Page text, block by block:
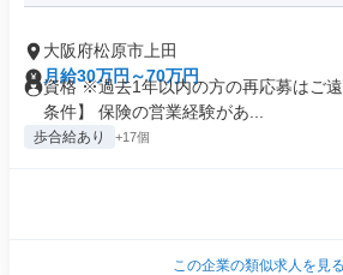
大阪府松原市上田
月給30万円～70万円
資格 ※過去1年以内の方の再応募はご
条件】 保険の営業経験があ...
歩合給あり +17個
この企業の類似求人を見る